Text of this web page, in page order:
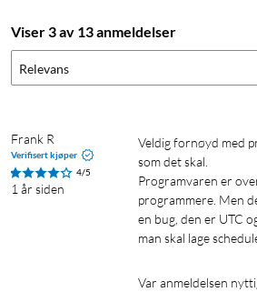
kommuniseres via MQTT, HTTP og
TLS.
Enheten er utstyrt med maskinvare fra
blant annet består av en kraftig ESP32-
muliggjør bruk av skriptfunksjoner for
funksjonalitet, samt range-extender-
kan forlenge det trådløse nettverket.
Viser 3 av 13 anmeldelser
Relevans
Frank R
Verifisert kjøper
4/5
1 år siden
Veldig fornøyd med produktet. Det fungerer
som det skal.
Programvaren er
programmere. Men
en bug, den er UTC
man skal lage
Var anmeldelsen